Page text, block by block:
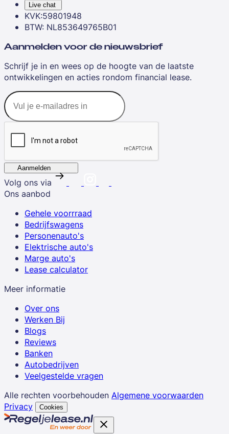
Live chat
KVK:59801948
BTW: NL853649765B01
Aanmelden voor de nieuwsbrief
Schrijf je in en wees op de hoogte van de laatste
ontwikkelingen en acties rondom financial lease.
Aanmelden
Volg ons via
Ons aanbod
Gehele voorrraad
Bedrijfswagens
Personenauto's
Elektrische auto's
Marge auto's
Lease calculator
Meer informatie
Over ons
Werken Bij
Blogs
Reviews
Banken
Autobedrijven
Veelgestelde vragen
Alle rechten voorbehouden Algemene voorwaarden
Privacy
Cookies